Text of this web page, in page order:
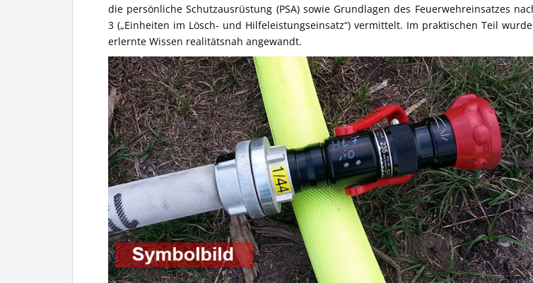
die persönliche Schutzausrüstung (PSA) sowie Grundlagen des Feuerwehreinsatzes
3 („Einheiten im Lösch- und Hilfeleistungseinsatz“) vermittelt. Im praktischen Teil
erlernte Wissen realitätsnah angewandt.